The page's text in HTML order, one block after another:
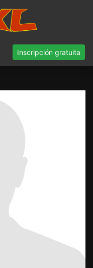
Inscripción gratuita